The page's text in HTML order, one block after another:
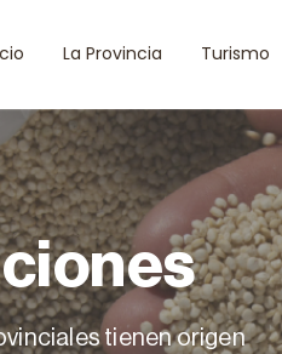
La Provincia Turismo
tienen origen